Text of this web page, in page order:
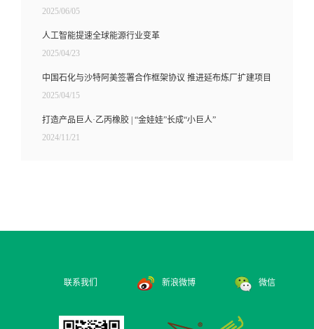
2025/06/05
人工智能提速全球能源行业变革
2025/04/23
中国石化与沙特阿美签署合作框架协议 推进延布炼厂扩建项目
2025/04/15
打造产品巨人·乙丙橡胶 | “金娃娃”长成“小巨人”
2024/11/21
联系我们 新浪微博 微信